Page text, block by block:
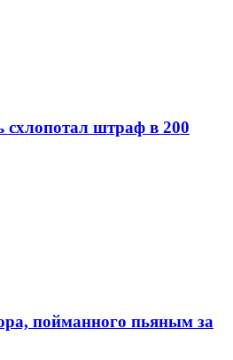
штраф в 200
пойманного пьяным за